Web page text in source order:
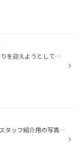
平成最後の3月も終わりを迎えようとしておりますが いかがお過ごしでしょうか？ 季節の変わり目で夏タイヤを新しくご購入されるお客様が 増えております。タイヤを新品にしたらアライメント調整まで しっかり実施して快適なカーライフの始まりです☆♪ 専門店ならではの手厚いサービスを是非ご体感く...
今日はHPへ掲載するスタッフ紹介用の写真を撮影してもらいました！ ノリノリな店長と撮影の為に店内の端っこに追いやられる新人アルバイトなかやん…。 「目が細くて開いているのか分からないぞ！見開いて！」「もう少し口角を上げて！」 と、店長からの様々な注文に答えつつ最高の1枚を撮ることに成...